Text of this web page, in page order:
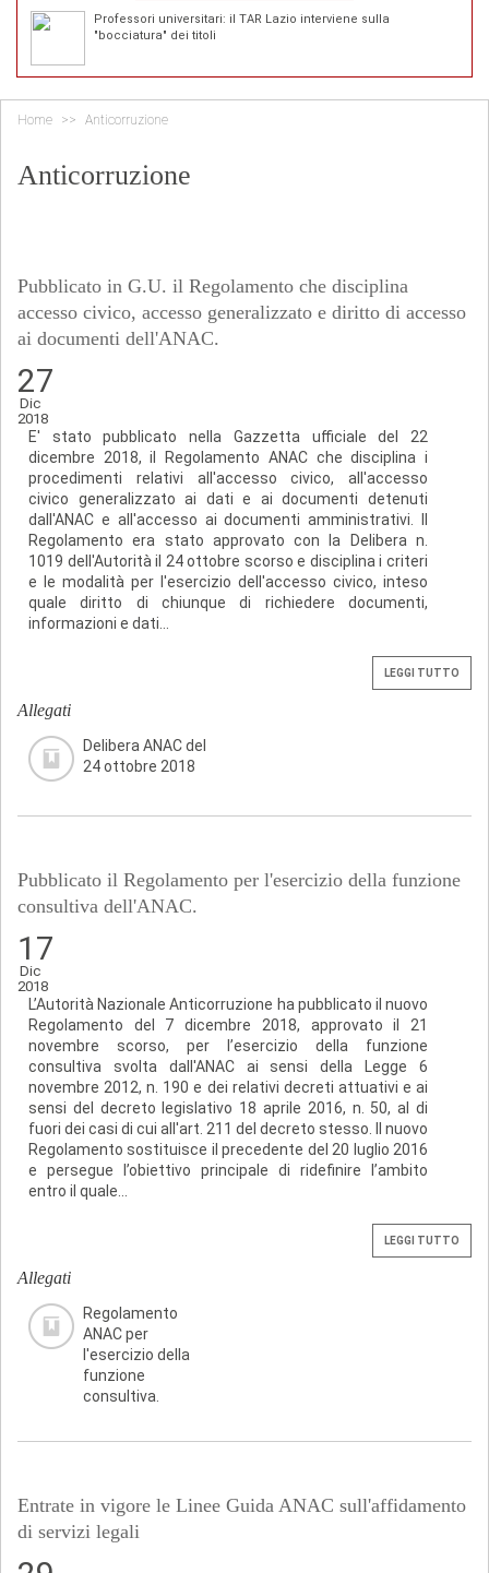
Professori universitari: il TAR Lazio interviene sulla
"bocciatura" dei titoli
Home Anticorruzione
Anticorruzione
Pubblicato in G.U. il Regolamento che disciplina
accesso civico, accesso generalizzato e diritto di accesso
ai documenti dell'ANAC.
27
Dic
2018
E' stato pubblicato nella Gazzetta ufficiale del 22
dicembre 2018, il Regolamento ANAC che disciplina i
procedimenti relativi all'accesso civico, all'accesso
civico generalizzato ai dati e ai documenti detenuti
dall'ANAC e all'accesso ai documenti amministrativi. Il
Regolamento era stato approvato con la Delibera n.
1019 dell'Autorità il 24 ottobre scorso e disciplina i criteri
e le modalità per l'esercizio dell'accesso civico, inteso
quale diritto di chiunque di richiedere documenti,
informazioni e dati...
LEGGI TUTTO
Allegati
Delibera ANAC del
24 ottobre 2018
Pubblicato il Regolamento per l'esercizio della funzione
consultiva dell'ANAC.
17
Dic
2018
L’Autorità Nazionale Anticorruzione ha pubblicato il nuovo
Regolamento del 7 dicembre 2018, approvato il 21
novembre scorso, per l’esercizio della funzione
consultiva svolta dall'ANAC ai sensi della Legge 6
novembre 2012, n. 190 e dei relativi decreti attuativi e ai
sensi del decreto legislativo 18 aprile 2016, n. 50, al di
fuori dei casi di cui all'art. 211 del decreto stesso. Il nuovo
Regolamento sostituisce il precedente del 20 luglio 2016
e persegue l’obiettivo principale di ridefinire l’ambito
entro il quale...
LEGGI TUTTO
Allegati
Regolamento
ANAC per
l'esercizio della
funzione
consultiva.
Entrate in vigore le Linee Guida ANAC sull'affidamento
di servizi legali